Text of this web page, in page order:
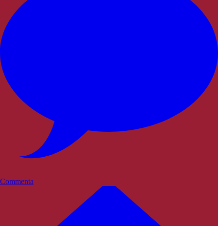
Commenta